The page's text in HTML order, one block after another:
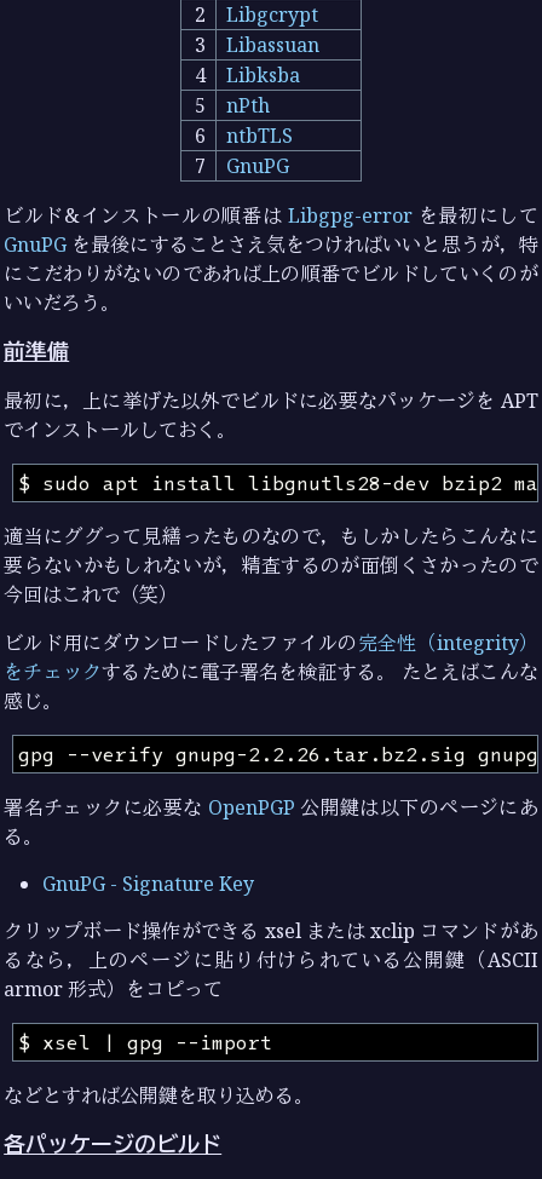
2
Libgcrypt
3
Libassuan
4
Libksba
5
nPth
6
ntbTLS
7
GnuPG
ビルド&インストールの順番は Libgpg-errorを最初にして
GnuPG を最後にすることさえ気をつければいいと思うが，特
にこだわりがないのであれば上の順番でビルドしていくのが
いいだろう。
前準備
最初に，上に挙げた以外でビルドに必要なパッケージを APT
でインストールしておく。
適当にググって見繕ったものなので，もしかしたらこんなに
要らないかもしれないが，精査するのが面倒くさかったので
今回はこれで（笑）
ビルド用にダウンロードしたファイルの完全性（integrity）
をチェックするために電子署名を検証する。 たとえばこんな
感じ。
署名チェックに必要な OpenPGP 公開鍵は以下のページにあ
る。
GnuPG - Signature Key
クリップボード操作ができる xsel または xclip コマンドがあ
るなら，上のページに貼り付けられている公開鍵（ASCII
armor 形式）をコピって
などとすれば公開鍵を取り込める。
各パッケージのビルド